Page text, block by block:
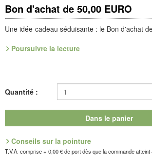
Bon d'achat de 50,00 EURO
Une idée-cadeau séduisante : le Bon d'achat
Si vous souhaitez offrir un bon d'achat d'un
Une idée-cadeau pratique et sûre : laissez vos
choisir eux-mêmes ce qui leur fait plaisir ! Si
Téléphonez-nous pour préciser l'adresse, et
volontiers du reste !
Poursuivre la lecture
Quantité :
Dans le panier
Conseils sur la pointure
T.V.A. comprise + 0,00 € de port dès que la commande atteint